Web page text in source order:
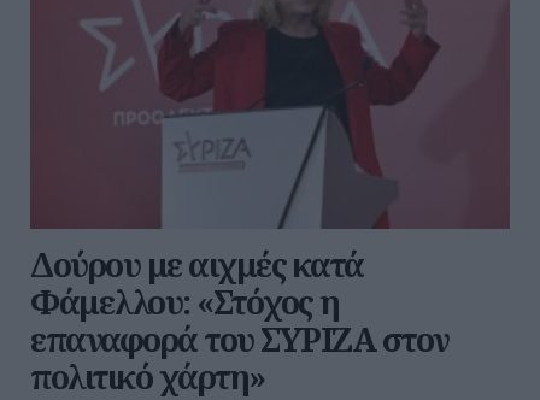
Δούρου με αιχμές κατά
Φάμελλου: «Στόχος η
επαναφορά του ΣΥΡΙΖΑ στον
πολιτικό χάρτη»